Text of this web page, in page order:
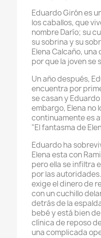
Eduardo Girón es
los caballos, que
nombre Darío; su
su sobrina y su
Elena Calcaño,
por que la joven se
Un año después,
encuentra por
se casan y
embargo, Elena no
continuamente es
"El fantasma de
Eduardo ha
Elena esta con
pero ella se infiltra
por las
exige el dinero de
con un cuchillo
detrás de la
bebé y está bien
clínica de reposo
una complicada